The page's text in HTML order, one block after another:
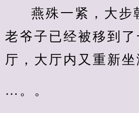
燕殊一紧，大步
老爷子已经被移到了
厅，大厅内又重新坐
…。。